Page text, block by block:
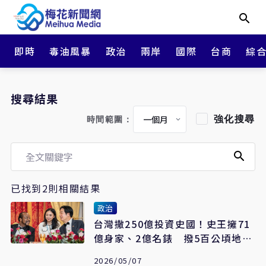
即時 毒油風暴 政治 兩岸 國際 台商 綜
搜尋結果
時間範圍： 強化搜尋
已找到2則相關結果
政治
台灣撒250億投資史國！史王擁71
億身家、2億名錶 撥5百公頃地
2026/05/07